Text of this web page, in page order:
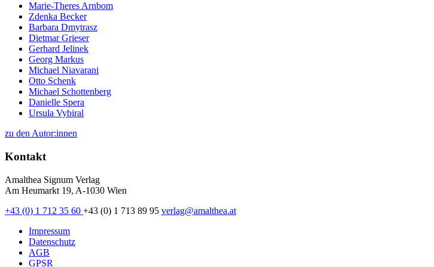
Marie-Theres Arnbom
Zdenka Becker
Barbara Dmytrasz
Dietmar Grieser
Gerhard Jelinek
Georg Markus
Michael Niavarani
Otto Schenk
Michael Schottenberg
Danielle Spera
Ursula Vybiral
zu den Autor:innen
Kontakt
Amalthea Signum Verlag
Am Heumarkt 19, A-1030 Wien
+43 (0) 1 712 35 60 +43 (0) 1 713 89 95 verlag@amalthea.at
Impressum
Datenschutz
AGB
GPSR